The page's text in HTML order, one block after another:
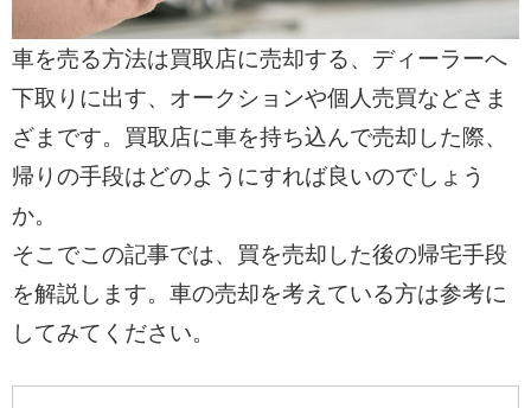
車を売る方法は買取店に売却する、ディーラーへ
下取りに出す、オークションや個人売買などさま
ざまです。買取店に車を持ち込んで売却した際、
帰りの手段はどのようにすれば良いのでしょう
か。
そこでこの記事では、買を売却した後の帰宅手段
を解説します。車の売却を考えている方は参考に
してみてください。